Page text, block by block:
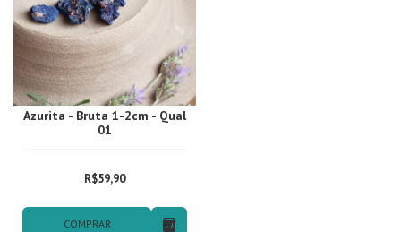
Azurita - Bruta 1-2cm - Qual
01
R$59,90
COMPRAR